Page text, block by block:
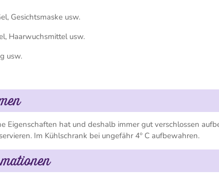
Gesichtsmaske usw.
Haarwuchsmittel usw.
usw.
Eigenschaften hat und deshalb immer gut verschlossen
Im Kühlschrank bei ungefähr 4º C aufbewahren.